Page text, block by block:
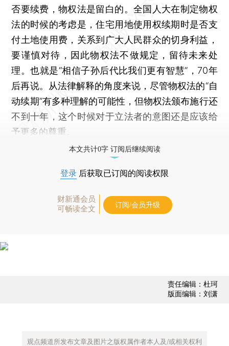
否要续费，物权法是留白的。全国人大在制定物权
法的时候的考虑是，住宅用地使用权续期时是否支
付土地使用费，关系到广大人民群众的切身利益，
要谨慎对待，因此物权法不做规定，留待未来处
理。也就是“相信子孙后代比我们更有智慧”，70年
后再说。从法律解释的角度来说，尽管物权法的“自
动续期”有多种理解的可能性，但物权法颁布施行还
不到十年，这个时候对于立法者的意图还是应该给
予更多的尊重。
本文共计0字 订阅后继续阅读
登录 后获取已订阅的阅读权限
财新通会员
可畅读全文
订阅/会员升级
责任编辑：杜珂
版面编辑：刘潇
观点频道所发布文章及图片之版权属作者本人及/或相关权利